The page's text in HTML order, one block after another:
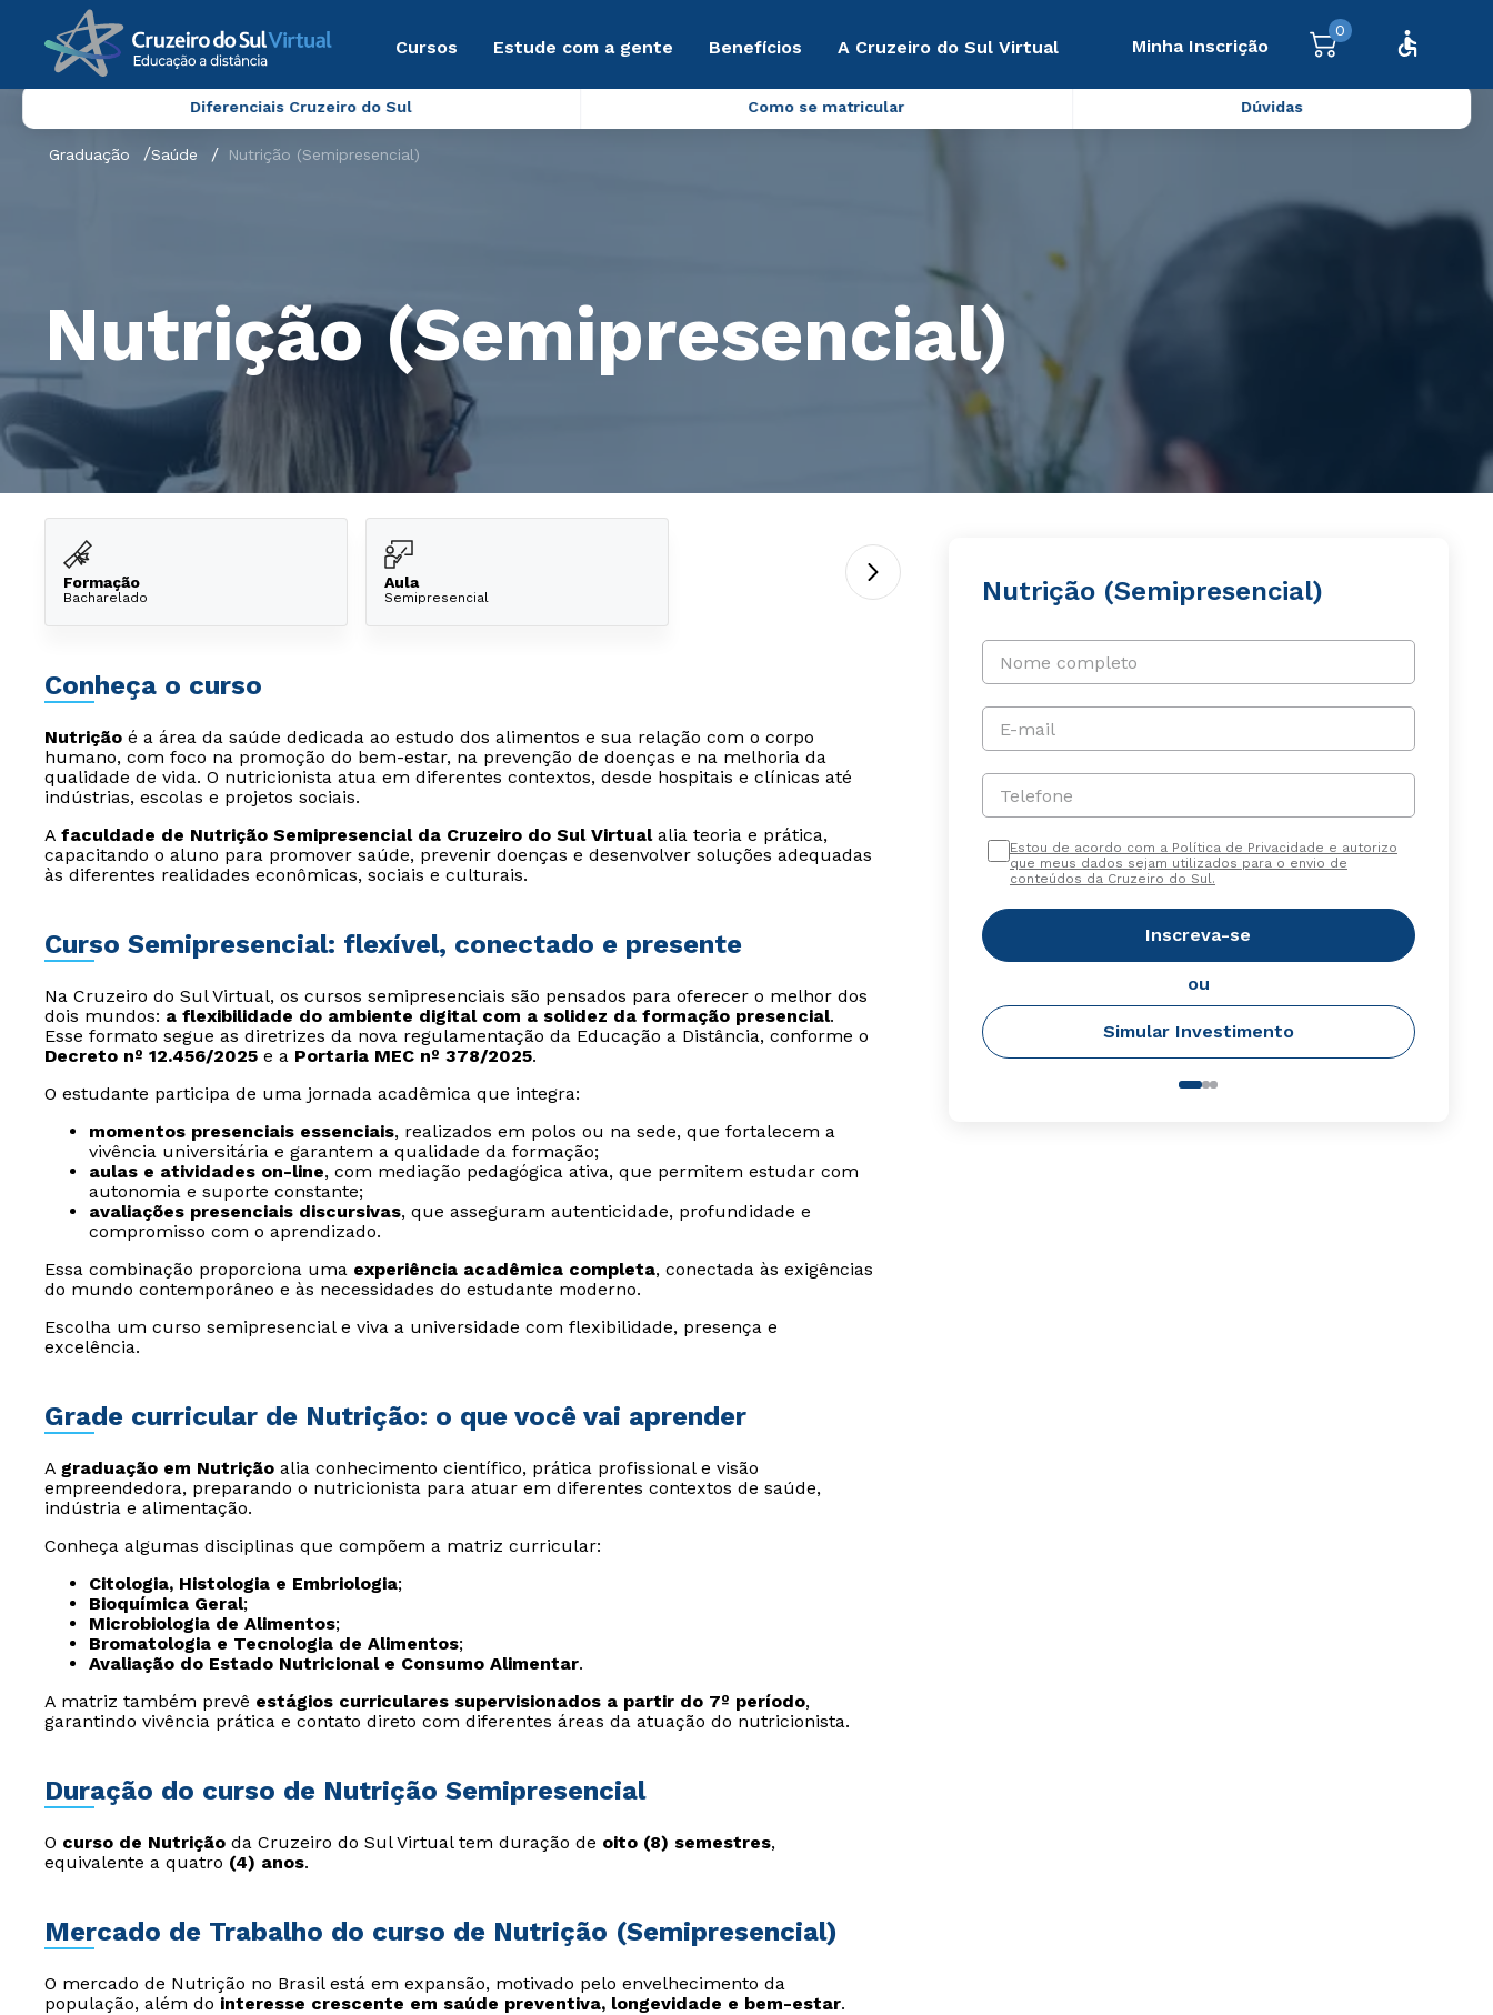
Cursos Estude com a gente Benefícios A Cruzeiro do Sul Virtual Minha Inscrição
0
Diferenciais Cruzeiro do Sul Como se matricular Dúvidas
Graduação Saúde Nutrição (Semipresencial)
Nutrição (Semipresencial)
Formação
Bacharelado
Aula
Semipresencial
Conheça o curso
Nutrição é a área da saúde dedicada ao estudo dos alimentos e sua relação com o corpo
humano, com foco na promoção do bem-estar, na prevenção de doenças e na melhoria da
qualidade de vida. O nutricionista atua em diferentes contextos, desde hospitais e clínicas até
indústrias, escolas e projetos sociais.
A faculdade de Nutrição Semipresencial da Cruzeiro do Sul Virtualalia teoria e prática,
capacitando o aluno para promover saúde, prevenir doenças e desenvolver soluções adequadas
às diferentes realidades econômicas, sociais e culturais.
Curso Semipresencial: flexível, conectado e presente
Na Cruzeiro do Sul Virtual, os cursos semipresenciais são pensados para oferecer o melhor dos
dois mundos: a flexibilidade do ambiente digital com a solidez da formação presencial.
Esse formato segue as diretrizes da nova regulamentação da Educação a Distância, conforme o
Decreto nº 12.456/2025 e a Portaria MEC nº 378/2025.
O estudante participa de uma jornada acadêmica que integra:
momentos presenciais essenciais, realizados em polos ou na sede, que fortalecem a
vivência universitária e garantem a qualidade da formação;
aulas e atividades on-line, com mediação pedagógica ativa, que permitem estudar com
autonomia e suporte constante;
avaliações presenciais discursivas, que asseguram autenticidade, profundidade e
compromisso com o aprendizado.
Essa combinação proporciona uma experiência acadêmica completa, conectada às exigências
do mundo contemporâneo e às necessidades do estudante moderno.
Escolha um curso semipresencial e viva a universidade com flexibilidade, presença e
excelência.
Grade curricular de Nutrição: o que você vai aprender
A graduação em Nutrição alia conhecimento científico, prática profissional e visão
empreendedora, preparando o nutricionista para atuar em diferentes contextos de saúde,
indústria e alimentação.
Conheça algumas disciplinas que compõem a matriz curricular:
Citologia, Histologia e Embriologia;
Bioquímica Geral;
Microbiologia de Alimentos;
Bromatologia e Tecnologia de Alimentos;
Avaliação do Estado Nutricional e Consumo Alimentar.
A matriz também prevê estágios curriculares supervisionados a partir do 7º período,
garantindo vivência prática e contato direto com diferentes áreas da atuação do nutricionista.
Duração do curso de Nutrição Semipresencial
O curso de Nutrição da Cruzeiro do Sul Virtual tem duração de oito (8) semestres,
equivalente a quatro (4) anos.
Mercado de Trabalho do curso de Nutrição (Semipresencial)
O mercado de Nutrição no Brasil está em expansão, motivado pelo envelhecimento da
população, além do interesse crescente em saúde preventiva, longevidade e bem-estar.
Nutrição (Semipresencial)
Nome completo
E-mail
Telefone
Estou de acordo com a Política de Privacidade e autorizo
que meus dados sejam utilizados para o envio de
conteúdos da Cruzeiro do Sul.
Inscreva-se
ou
Simular Investimento